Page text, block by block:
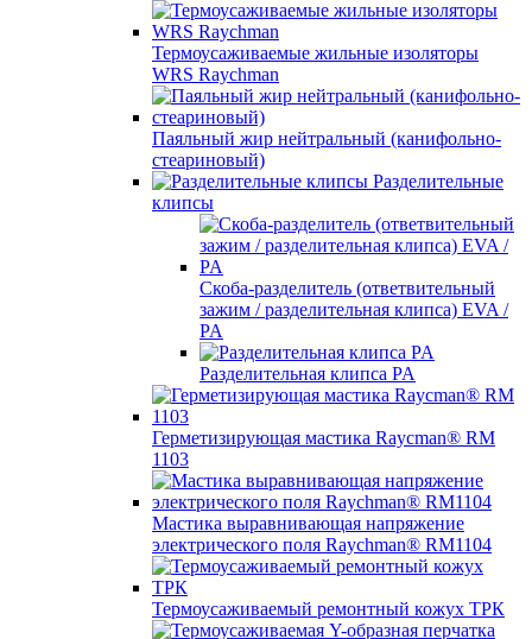
Термоусаживаемые жильные изоляторы
WRS Raychman
Паяльный жир нейтральный (канифольно-
стеариновый)
Разделительные
клипсы
Скоба-разделитель (ответвительный
зажим / разделительная клипса) EVA /
PA
Разделительная клипса PA
Герметизирующая мастика Raycman® RM
1103
Мастика выравнивающая напряжение
электрического поля Raychman® RM1104
Термоусаживаемый ремонтный кожух ТРК